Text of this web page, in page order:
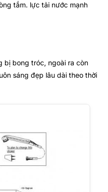
tắm. lực tải nước mạnh
bị bong tróc, ngoài ra còn
sáng đẹp lâu dài theo thời